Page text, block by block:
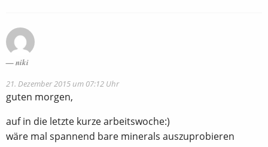
niki
21. Dezember 2015 um 07:12 Uhr
guten morgen,
auf in die letzte kurze arbeitswoche:)
wäre mal spannend bare minerals auszuprobieren